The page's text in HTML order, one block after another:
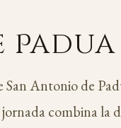
Antonio de
combina la